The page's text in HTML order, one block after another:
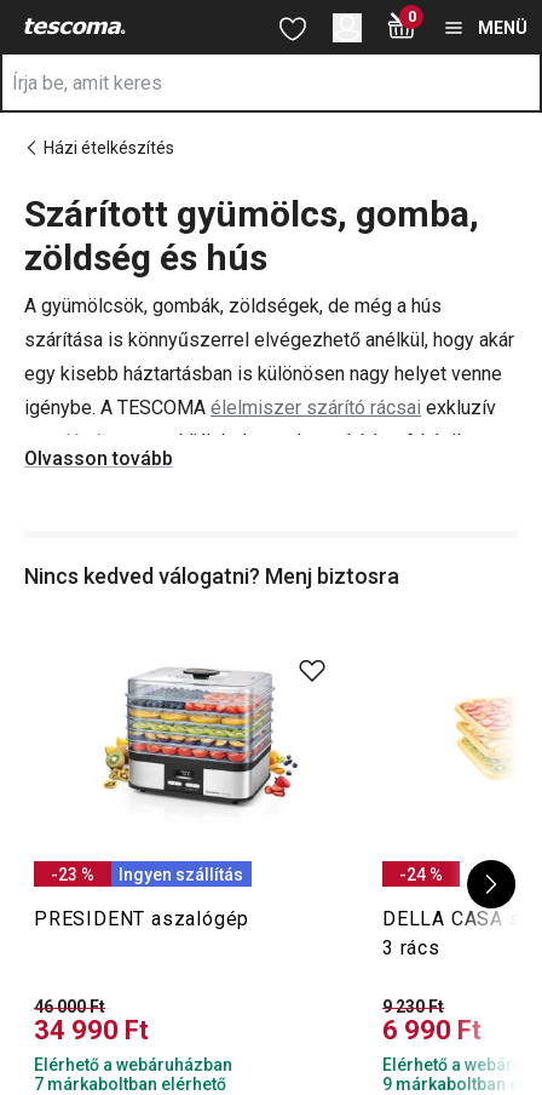
A Élelmiszer tartósítás oldalon tartózkodik
Ugrás a fő tartalomhoz
Ugrás a kereséshez
Ugrás a navigációhoz 0
MENÜ
Házi ételkészítés
Szárított gyümölcs, gomba,
zöldség és hús
A gyümölcsök, gombák, zöldségek, de még a hús
szárítása is könnyűszerrel elvégezhető anélkül, hogy akár
egy kisebb háztartásban is különösen nagy helyet venne
igénybe. A TESCOMA élelmiszer szárító rácsai exkluzív
aszalógépe
megoldják helyetted a szárítást. A házilag
aszalt finomsgáokkal nemcsak pénzt takarítasz meg,
nélkül.
Olvasson tovább
Nincs kedved válogatni? Menj biztosra
-23 % Ingyen szállítás
PRESIDENT aszalógép
46 000 Ft
34 990 Ft
Elérhető a webáruházban
7 márkaboltban elérhető
-24 %
DELLA CASA
3 rács
9 230 Ft
6 990 Ft
Elérhető a
9 márkaboltban